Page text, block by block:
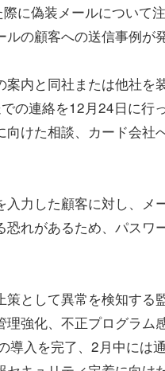
に偽装メールについて
の顧客への送信事例が
内と同社または他社を
の連絡を12月24日に行
けた相談、カード会社
力した顧客に対し、メ
れがあるため、パスワ
として異常を検知する
強化、不正プログラム
入を完了、2月中には